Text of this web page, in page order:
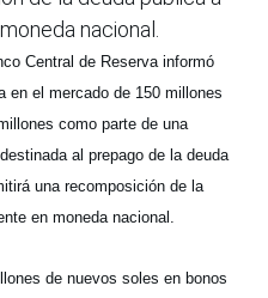
nacional.
Central de Reserva informó
en el mercado de 150 millones
como parte de una
al prepago de la deuda
una recomposición de la
en moneda nacional.
de nuevos soles en bonos